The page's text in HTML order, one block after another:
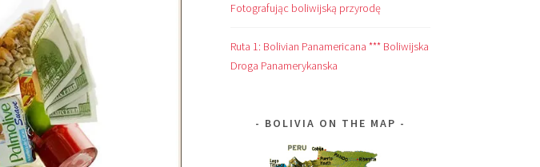
Fotografując boliwijską przyrodę
Ruta 1: Bolivian Panamericana *** Boliwijska
Droga Panamerykanska
BOLIVIA ON THE MAP